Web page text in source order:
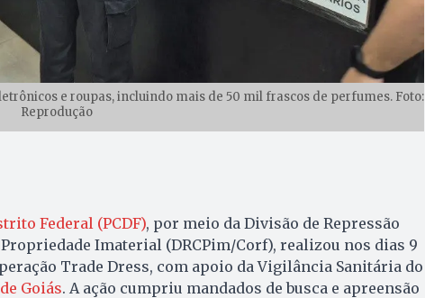
e roupas, incluindo mais de 50 mil frascos de perfumes. Foto:
Reprodução
Federal (PCDF), por meio da Divisão de Repressão
Imaterial (DRCPim/Corf), realizou nos dias 9
Trade Dress, com apoio da Vigilância Sanitária do
Goiás. A ação cumpriu mandados de busca e apreensão